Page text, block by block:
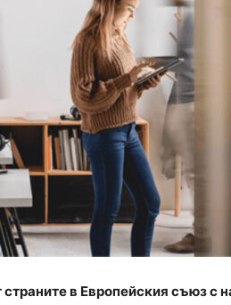
страните в Европейския съюз с